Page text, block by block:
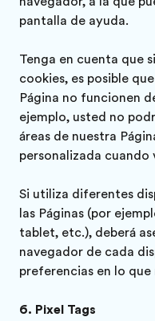
pantalla de ayuda.
Tenga en cuenta que
cookies, es posible
Página no funcionen
ejemplo, usted no
áreas de nuestra
personalizada cuando
Si utiliza diferentes
las Páginas (por
tablet, etc.), deberá
navegador de cada
preferencias en lo
Pixel Tags